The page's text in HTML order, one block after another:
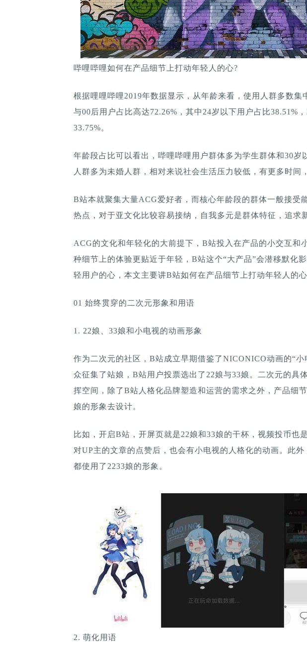
哔哩哔哩如何在产品细节上打动年轻人的心?
根据哩哩哔哩2019年数据显示，从年龄来看，使用人群多数集
与00后用户占比高达72.26%，其中24岁以下用户占比38.51%
33.75%。
年龄段占比可以看出，哔哩哔哩用户群体多为学生群体和30岁
人群多为未婚人群，相对来说社会生活压力较低，有更多时间
B站本就聚集大量ACG爱好者，而核心年龄段的群体一般接受
热点，对于亚文化比较容易接纳，自我多元是群体特征，追求
ACG的文化和年轻化的大前提下，B站投入在产品的小交互和
种细节上的体验更贴近于年轻，B站这个“大产品”会潜移默化
轻用户的心，本文主要讲B站如何在产品细节上打动年轻人的心
01 始终贯穿的二次元形象和用语
1. 22娘、33娘和小电视的动画形象
作为二次元的社区，B站成立早期借鉴了NICONICO动画的“小
众征集了站娘，B站用户投票选出了22娘与33娘。二次元的具
挥空间，除了B站人格化品牌塑造和运营的需求之外，产品细
娘的形象去设计。
比如，开启B站，开屏页就是22娘和33娘的干杯，视频投币也
对UP主的文章的点赞后，也会有小电视的人格化的动画。此
都使用了2233娘的形象。
2. 萌化用语